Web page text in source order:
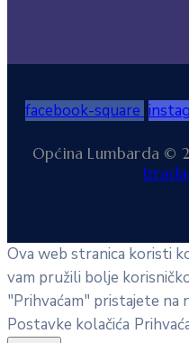
facebook-square
Općina Lumbarda ©
Ova web stranica koristi
vam pružili bolje
"Prihvaćam" pristajete na
Postavke kolačića